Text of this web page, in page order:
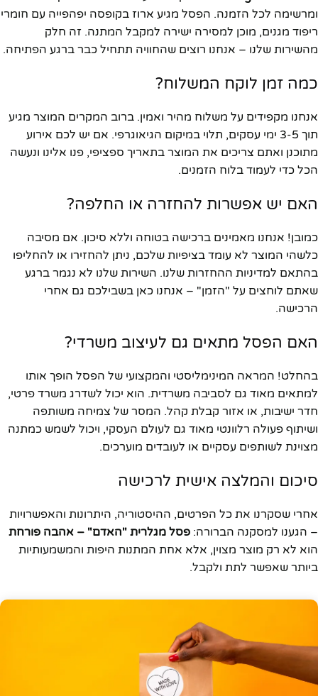
ומרשימה לכל הזמנה. הפסל מגיע ארוז בקופסה יפהפייה עם חומרי
ריפוד מגנים, מוכן למסירה ישירה למקבל המתנה. זה חלק
מהשירות שלנו – אנחנו רוצים שהחוויה תתחיל כבר ברגע הפתיחה.
כמה זמן לוקח המשלוח?
אנחנו מקפידים על משלוח מהיר ואמין. ברוב המקרים המוצר מגיע
תוך 3-5 ימי עסקים, תלוי במיקום הגיאוגרפי. אם יש לכם אירוע
מתוכנן ואתם צריכים את המוצר בתאריך ספציפי, פנו אלינו ונעשה
הכל כדי לעמוד בלוח הזמנים.
האם יש אפשרות להחזרה או החלפה?
כמובן! אנחנו מאמינים ברכישה בטוחה וללא סיכון. אם מסיבה
כלשהי המוצר לא עומד בציפיות שלכם, ניתן להחזירו או להחליפו
בהתאם למדיניות ההחזרות שלנו. השירות שלנו לא נגמר ברגע
שאתם לוחצים על "הזמן" – אנחנו כאן בשבילכם גם אחרי
הרכישה.
האם הפסל מתאים גם לעיצוב משרדי?
בהחלט! המראה המינימליסטי והמקצועי של הפסל הופך אותו
למתאים מאוד גם לסביבה משרדית. הוא יכול לשדרג משרד פרטי,
חדר ישיבות, או אזור קבלת קהל. המסר של צמיחה משותפה
ושיתוף פעולה רלוונטי מאוד גם לעולם העסקי, ויכול לשמש כמתנה
מצוינת לשותפים עסקיים או לעובדים מוערכים.
סיכום והמלצה אישית לרכישה
אחרי שסקרנו את כל הפרטים, ההיסטוריה, היתרונות והאפשרויות
– הגענו למסקנה הברורה: פסל מגלרית "האדם" – אהבה פורחת
הוא לא רק מוצר מצוין, אלא אחת המתנות היפות והמשמעותיות
ביותר שאפשר לתת ולקבל.